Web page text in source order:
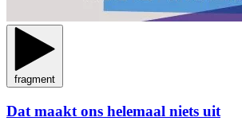
fragment
Dat maakt ons helemaal niets uit